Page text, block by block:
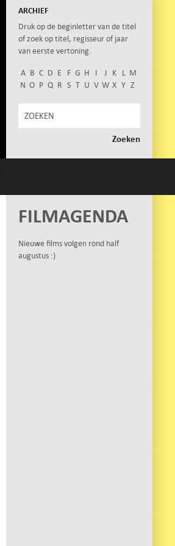
ARCHIEF
Druk op de beginletter van de titel
of zoek op titel, regisseur of jaar
van eerste vertoning.
A B C D E F G H I J K L M
N O P Q R S T U V W X Y Z
FILMAGENDA
Nieuwe films volgen rond half
augustus :)